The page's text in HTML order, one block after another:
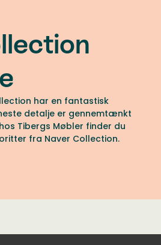
har en fantastisk
detalje er gennemtænkt
Tibergs Møbler finder du
fra Naver Collection.